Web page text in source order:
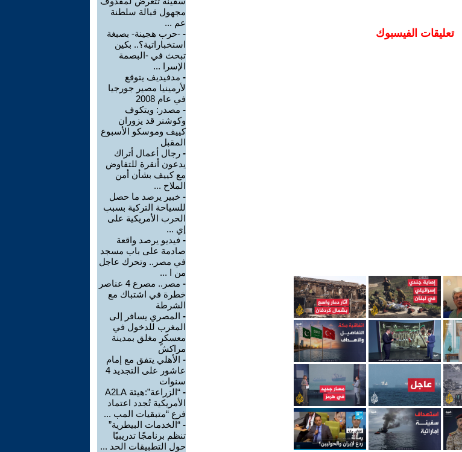
تعليقات الفيسبوك
مجهول قبالة سلطنة
عم ...
- -حرب هجينة- بصبغة
استخباراتية؟.. بكين
تبحث في -البصمة
الإسرا ...
- مدفيديف يتوقع
لأرمينيا مصير جورجيا
في عام 2008
- مصدر: ويتكوف
وكوشنر قد يزوران
كييف وموسكو الأسبوع
المقبل
- رجال أعمال أتراك
يدعون أنقرة للتفاوض
مع كييف بشأن أمن
الملاح ...
- خبير يرصد ما حصل
للسياحة التركية بسبب
الحرب الأمريكية على
إي ...
- فيديو يرصد واقعة
صادمة على باب مسجد
في مصر.. وتحرك عاجل
من ا ...
-
مصر.. مصرع 4 عناصر
خطرة في اشتباك مع
الشرطة
- المصري يسافر إلى
المغرب للدخول في
معسكرٍ مغلق بمدينة
مراكش
- الأهلي يتفق مع إمام
عاشور على التجديد 4
سنوات
-
“الزراعة”:هيئة A2LA
الأمريكية تُجدد اعتماد
فرع “متبقيات المب ...
- “الخدمات البيطرية”
تنظم برنامجًا تدريبيًا
حول التطبيقات الحد ...